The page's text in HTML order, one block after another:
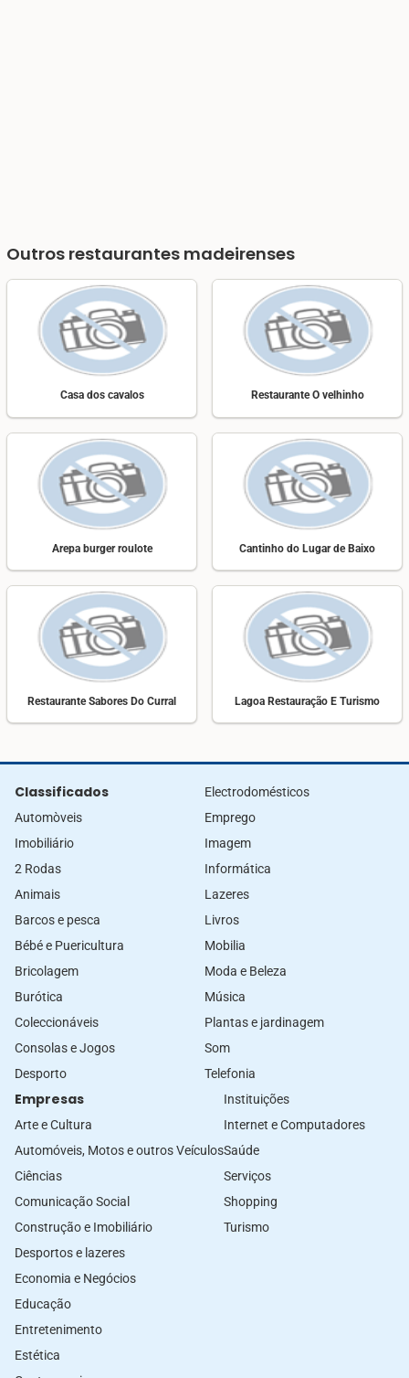
Outros restaurantes madeirenses
Casa dos cavalos Restaurante O velhinho
Arepa burger roulote Cantinho do Lugar de Baixo
Restaurante Sabores Do Curral Lagoa Restauração E Turismo
Classificados
Automòveis
Imobiliário
2 Rodas
Animais
Barcos e pesca
Bébé e Puericultura
Bricolagem
Burótica
Coleccionáveis
Consolas e Jogos
Desporto
Electrodomésticos
Emprego
Imagem
Informática
Lazeres
Livros
Mobilia
Moda e Beleza
Música
Plantas e jardinagem
Som
Telefonia
Empresas
Arte e Cultura
Automóveis, Motos e outros Veículos
Ciências
Comunicação Social
Construção e Imobiliário
Desportos e lazeres
Economia e Negócios
Educação
Entretenimento
Estética
Instituições
Internet e Computadores
Saúde
Serviços
Shopping
Turismo